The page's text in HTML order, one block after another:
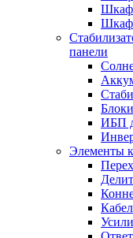
панели
ИБП
Элементы